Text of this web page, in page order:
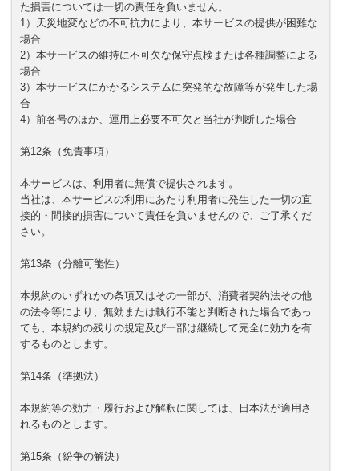
た損害については一切の責任を負いません。
1）天災地変などの不可抗力により、本サービスの提供が困難な
場合
2）本サービスの維持に不可欠な保守点検または各種調整による
場合
3）本サービスにかかるシステムに突発的な故障等が発生した場
合
4）前各号のほか、運用上必要不可欠と当社が判断した場合
第12条（免責事項）
本サービスは、利用者に無償で提供されます。
当社は、本サービスの利用にあたり利用者に発生した一切の直
接的・間接的損害について責任を負いませんので、ご了承くだ
さい。
第13条（分離可能性）
本規約のいずれかの条項又はその一部が、消費者契約法その他
の法令等により、無効または執行不能と判断された場合であっ
ても、本規約の残りの規定及び一部は継続して完全に効力を有
するものとします。
第14条（準拠法）
本規約等の効力・履行および解釈に関しては、日本法が適用さ
れるものとします。
第15条（紛争の解決）